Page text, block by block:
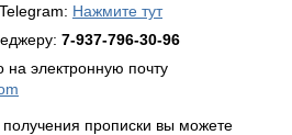
Нажмите тут
7-937-796-30-96
электронную почту
прописки вы можете